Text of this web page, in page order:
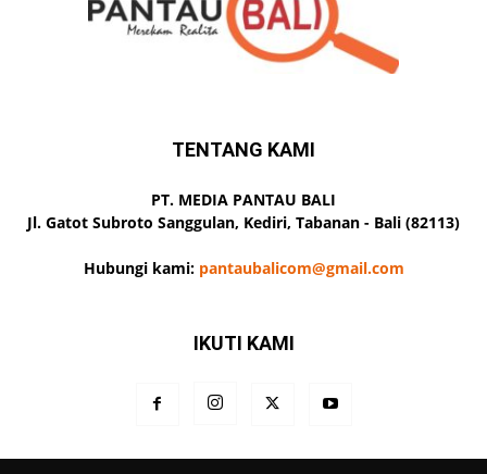
TENTANG KAMI
PT. MEDIA PANTAU BALI
Jl. Gatot Subroto Sanggulan, Kediri, Tabanan - Bali (82113)
Hubungi kami: pantaubalicom@gmail.com
IKUTI KAMI